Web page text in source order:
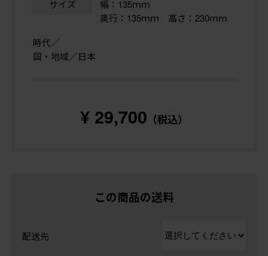
サイズ
幅：135ｍｍ
奥行：135ｍｍ 高さ：230ｍｍ
時代／
国・地域／日本
¥ 29,700 （税込）
この商品の送料
配送先